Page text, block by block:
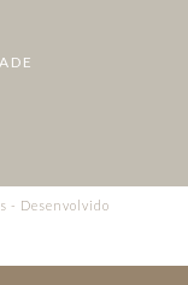
- Desenvolvido